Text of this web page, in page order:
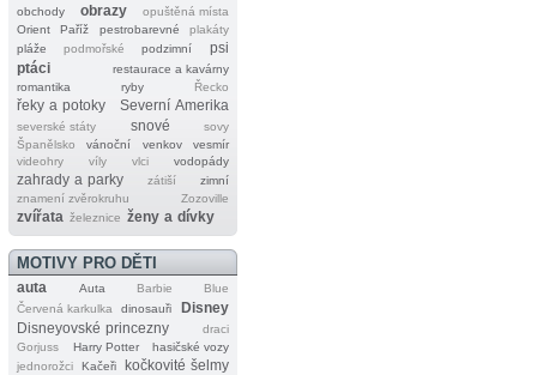
obchody
obrazy
opuštěná místa
Orient
Paříž pestrobarevné
plakáty
pláže
podmořské podzimní
psi
ptáci
restaurace a kavárny
romantika
ryby Řecko
řeky a potoky Severní Amerika
severské státy snové
sovy
Španělsko
vánoční venkov
vesmír
videohry
víly vlci vodopády
zahrady a parky zátiší
zimní
znamení zvěrokruhu
Zozoville
zvířata železnice ženy a dívky
MOTIVY PRO DĚTI
auta Auta Barbie
Blue
Červená karkulka
dinosauři
Disney
Disneyovské princezny
draci
Gorjuss
Harry Potter
hasičské vozy
jednorožci
Kačeři
kočkovité šelmy